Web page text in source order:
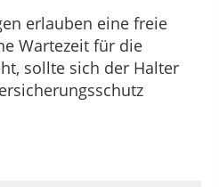
erlauben eine freie
Wartezeit für die
sollte sich der Halter